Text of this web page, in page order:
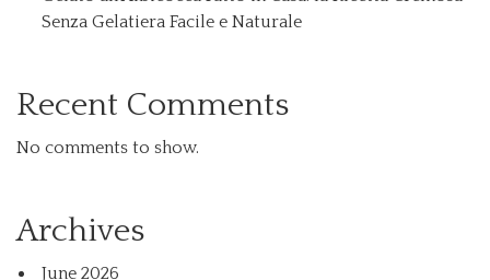
Senza Gelatiera Facile e Naturale
Recent Comments
No comments to show.
Archives
June 2026